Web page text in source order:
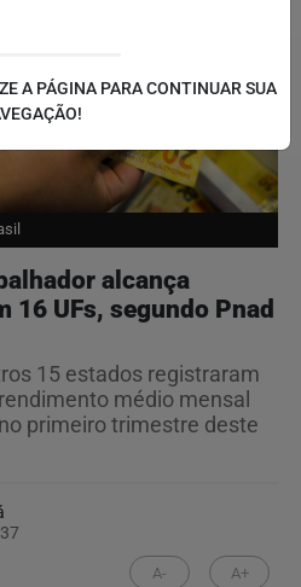
alcança
16 UFs, segundo Pnad
15 estados registraram
médio mensal
primeiro trimestre deste
A- A+
A PÁGINA PARA CONTINUAR SUA